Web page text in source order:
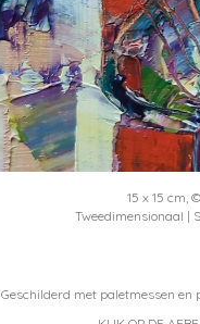
15 x 15 cm,
Tweedimensionaal |
Geschilderd met paletmessen